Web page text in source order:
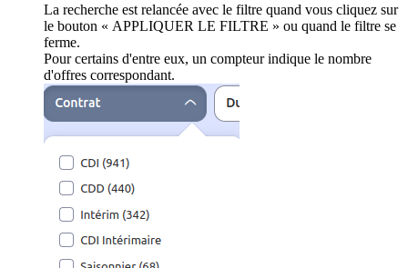
La recherche est relancée avec le filtre quand vous cliquez sur
le bouton « APPLIQUER LE FILTRE » ou quand le filtre se
ferme.
Pour certains d'entre eux, un compteur indique le nombre
d'offres correspondant.